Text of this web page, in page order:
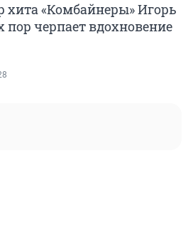
хита «Комбайнеры» Игорь
пор черпает вдохновение